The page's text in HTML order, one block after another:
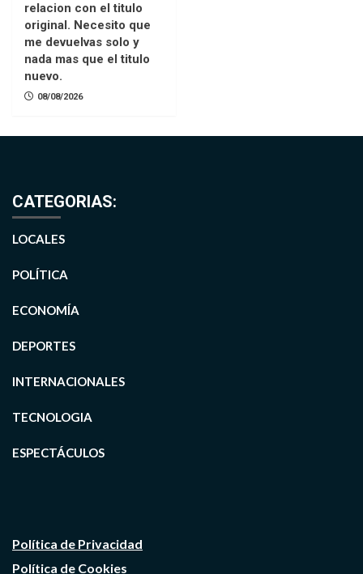
relacion con el titulo
original. Necesito que
me devuelvas solo y
nada mas que el titulo
nuevo.
08/08/2026
CATEGORIAS:
LOCALES
POLÍTICA
ECONOMÍA
DEPORTES
INTERNACIONALES
TECNOLOGIA
ESPECTÁCULOS
Política de Privacidad
Política de Cookies